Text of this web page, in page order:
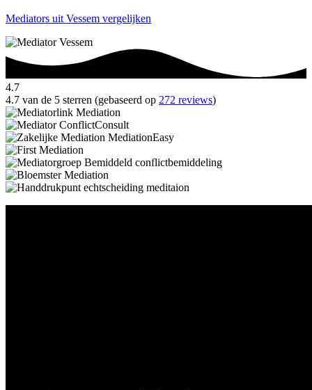
Mediators uit Vessem vergelijken
4.7
4.7 van de 5 sterren (gebaseerd op 272 reviews)